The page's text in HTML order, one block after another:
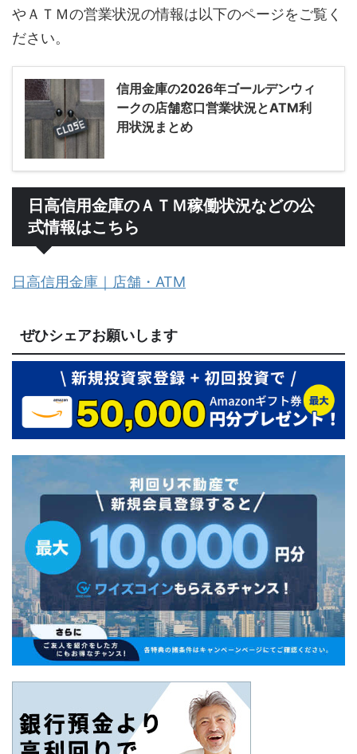
やＡＴＭの営業状況の情報は以下のページをご覧く
ださい。
信用金庫の2026年ゴールデンウィ
ークの店舗窓口営業状況とATM利
用状況まとめ
日高信用金庫のＡＴＭ稼働状況などの公
式情報はこちら
日高信用金庫｜店舗・ATM
ぜひシェアお願いします